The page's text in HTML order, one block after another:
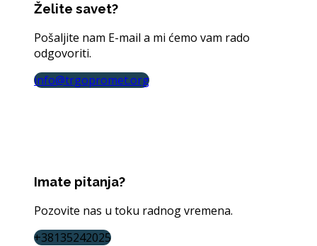
Želite savet?
Pošaljite nam E-mail a mi ćemo vam rado
odgovoriti.
info@trgopromet.org
Imate pitanja?
Pozovite nas u toku radnog vremena.
+38135242025